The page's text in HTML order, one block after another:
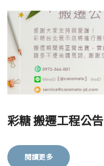
彩糖 搬遷工程公告
閱讀更多